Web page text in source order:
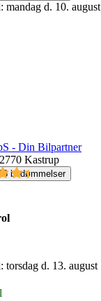
mandag d. 10. august
- Din Bilpartner
2770 Kastrup
bedømmelser
torsdag d. 13. august